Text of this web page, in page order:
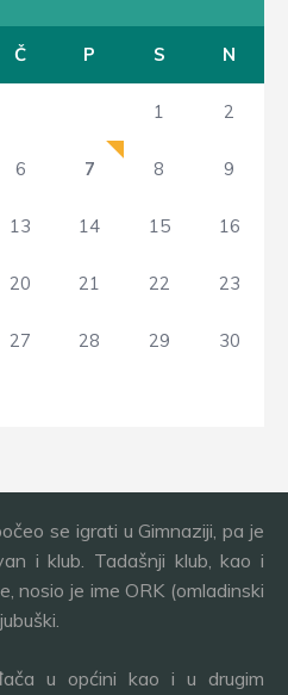
Č P S N
1 2
6 7 8 9
13 14 15 16
20 21 22 23
27 28 29 30
se igrati u Gimnaziji, pa je
i klub. Tadašnji klub, kao i
nosio je ime ORK (omladinski
u općini kao i u drugim